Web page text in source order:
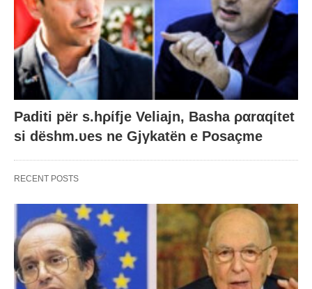
Paditi për s.hρίfje Veliajn, Basha ραrαqίtet
si dëshm.υes ne Gjγkatën e Posaçme
RECENT POSTS